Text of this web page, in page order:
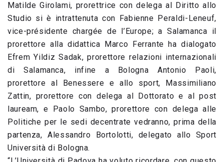
Matilde Girolami, prorettrice con delega al Diritto allo
Studio si è intrattenuta con Fabienne Peraldi-Leneuf,
vice-présidente chargée de l’Europe; a Salamanca il
prorettore alla didattica Marco Ferrante ha dialogato
Efrem Yildiz Sadak, prorettore relazioni internazionali
di Salamanca, infine a Bologna Antonio Paoli,
prorettore al Benessere e allo sport, Massimiliano
Zattin, prorettore con delega al Dottorato e al post
lauream, e Paolo Sambo, prorettore con delega alle
Politiche per le sedi decentrate vedranno, prima della
partenza, Alessandro Bortolotti, delegato allo Sport
Università di Bologna.